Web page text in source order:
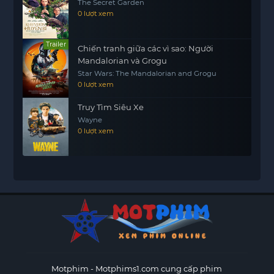
The Secret Garden
0 lượt xem
Trailer
Chiến tranh giữa các vì sao: Người
Mandalorian và Grogu
Star Wars: The Mandalorian and Grogu
0 lượt xem
Truy Tìm Siêu Xe
Wayne
0 lượt xem
Motphim - Motphims1.com cung cấp phim